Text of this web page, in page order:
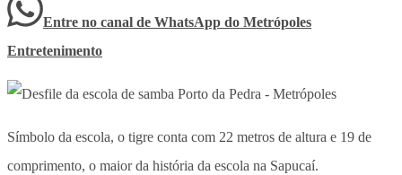
Entre no canal de WhatsApp do Metrópoles
Entretenimento
Símbolo da escola, o tigre conta com 22 metros de altura e 19 de
comprimento, o maior da história da escola na Sapucaí.